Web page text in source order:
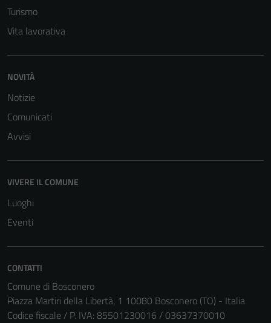
Turismo
Vita lavorativa
NOVITÀ
Notizie
Comunicati
Avvisi
VIVERE IL COMUNE
Luoghi
Eventi
CONTATTI
Comune di Bosconero
Piazza Martiri della Libertà, 1 10080 Bosconero (TO) - Italia
Codice fiscale / P. IVA: 85501230016 / 03637370010
possono